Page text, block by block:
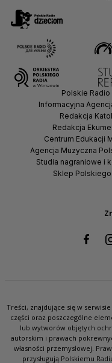
Polskie Radio
Informacyjna
Redakcja
Redakcja
Centrum Edukacji
Agencja Muzyczna
Studia nagraniowe i
Sklep Polskiego
Treści, znajdujące się w
części oraz poszczególne
lub wytworów objętych
autorskim i prawach
własności przemysłowej.
przysługują Polskiemu